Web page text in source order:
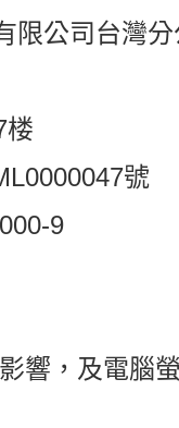
限公司台灣分
楼
號
9
響，及電腦